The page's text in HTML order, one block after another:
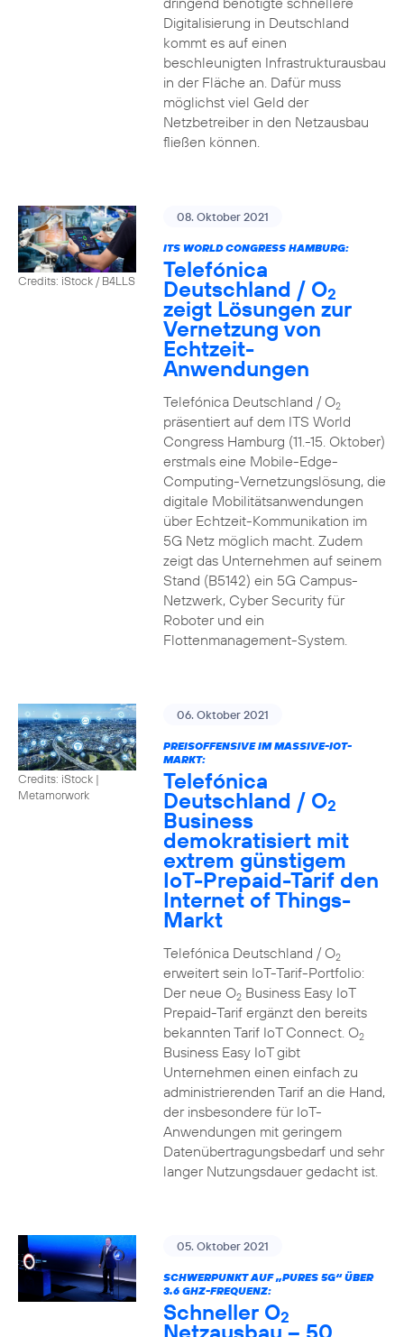
Digitalisierung in Deutschland
kommt es auf einen
beschleunigten Infrastrukturausbau
in der Fläche an. Dafür muss
möglichst viel Geld der
Netzbetreiber in den Netzausbau
fließen können.
Credits: iStock / B4LLS
08. Oktober 2021
ITS WORLD CONGRESS HAMBURG:
Telefónica
Deutschland / O2
zeigt Lösungen zur
Vernetzung von
Echtzeit-
Anwendungen
Telefónica Deutschland / O2
präsentiert auf dem ITS World
Congress Hamburg (11.-15. Oktober)
erstmals eine Mobile-Edge-
Computing-Vernetzungslösung, die
digitale Mobilitätsanwendungen
über Echtzeit-Kommunikation im
5G Netz möglich macht. Zudem
zeigt das Unternehmen auf seinem
Stand (B5142) ein 5G Campus-
Netzwerk, Cyber Security für
Roboter und ein
Flottenmanagement-System.
Credits: iStock |
Metamorwork
06. Oktober 2021
PREISOFFENSIVE IM MASSIVE-IOT-
MARKT:
Telefónica
Deutschland / O2
Business
demokratisiert mit
extrem günstigem
IoT-Prepaid-Tarif den
Internet of Things-
Markt
Telefónica Deutschland / O2
erweitert sein IoT-Tarif-Portfolio:
Der neue O2Business Easy IoT
Prepaid-Tarif ergänzt den bereits
bekannten Tarif IoT Connect. O2
Business Easy IoT gibt
Unternehmen einen einfach zu
administrierenden Tarif an die Hand,
der insbesondere für IoT-
Anwendungen mit geringem
Datenübertragungsbedarf und sehr
langer Nutzungsdauer gedacht ist.
05. Oktober 2021
SCHWERPUNKT AUF „PURES 5G“ ÜBER
3.6 GHZ-FREQUENZ:
Schneller O2
Netzausbau – 50